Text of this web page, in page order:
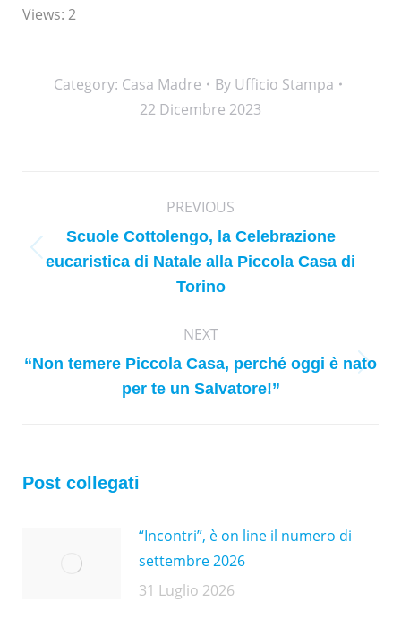
Views: 2
Category: Casa Madre By Ufficio Stampa
22 Dicembre 2023
PREVIOUS
Previous
post:
Scuole Cottolengo, la Celebrazione
eucaristica di Natale alla Piccola Casa di
Torino
NEXT
Next
post:
“Non temere Piccola Casa, perché oggi è nato
per te un Salvatore!”
Post collegati
“Incontri”, è on line il numero di
settembre 2026
31 Luglio 2026